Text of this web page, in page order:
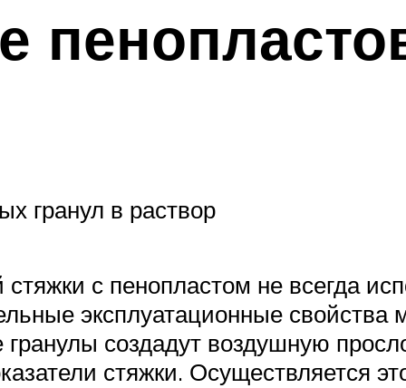
гранул в раствор
с пенопластом не всегда
эксплуатационные
гранулы создадут воздушную
стяжки. Осуществляется